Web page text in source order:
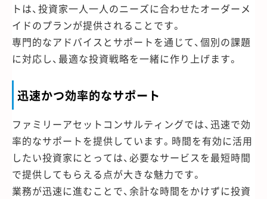
トは、投資家一人一人のニーズに合わせたオーダーメ
イドのプランが提供されることです。
専門的なアドバイスとサポートを通じて、個別の課題
に対応し、最適な投資戦略を一緒に作り上げます。
迅速かつ効率的なサポート
ファミリーアセットコンサルティングでは、迅速で効
率的なサポートを提供しています。時間を有効に活用
したい投資家にとっては、必要なサービスを最短時間
で提供してもらえる点が大きな魅力です。
業務が迅速に進むことで、余計な時間をかけずに投資